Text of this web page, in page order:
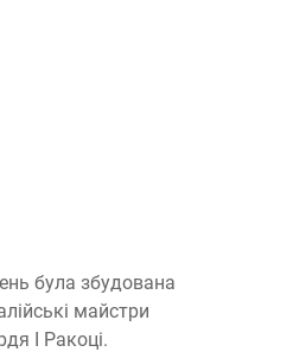
була збудована
майстри
I Ракоці.